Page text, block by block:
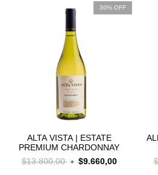
30% OFF
ALTA VISTA | ESTATE
PREMIUM CHARDONNAY
$13.800,00
$9.660,00